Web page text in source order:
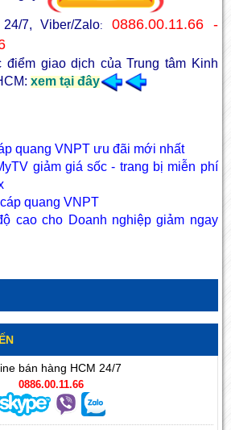
7, Viber/Zalo:0886.00.11.66 -
điểm giao dịch của Trung tâm Kinh
xem tại đây
quang VNPT ưu đãi mới nhất
giảm giá sốc - trang bị miễn phí
quang VNPT
cao cho Doanh nghiệp giảm ngay
bán hàng HCM 24/7
0886.00.11.66